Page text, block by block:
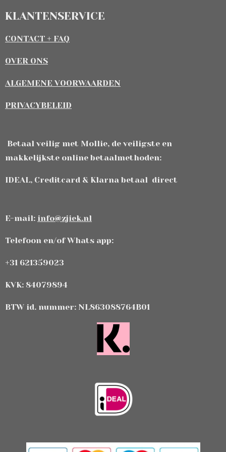
KLANTENSERVICE
CONTACT + FAQ
OVER ONS
ALGEMENE VOORWAARDEN
PRIVACYBELEID
Betaal veilig met Mollie, de veiligste en
makkelijkste online betaalmethoden:
IDEAL, Creditcard & Klarna betaal direct
E-mail: info@zjiek.nl
Telefoon en/of Whats app:
+31 621359023
KVK: 84079894
BTW id. nummer: NL863088764B01